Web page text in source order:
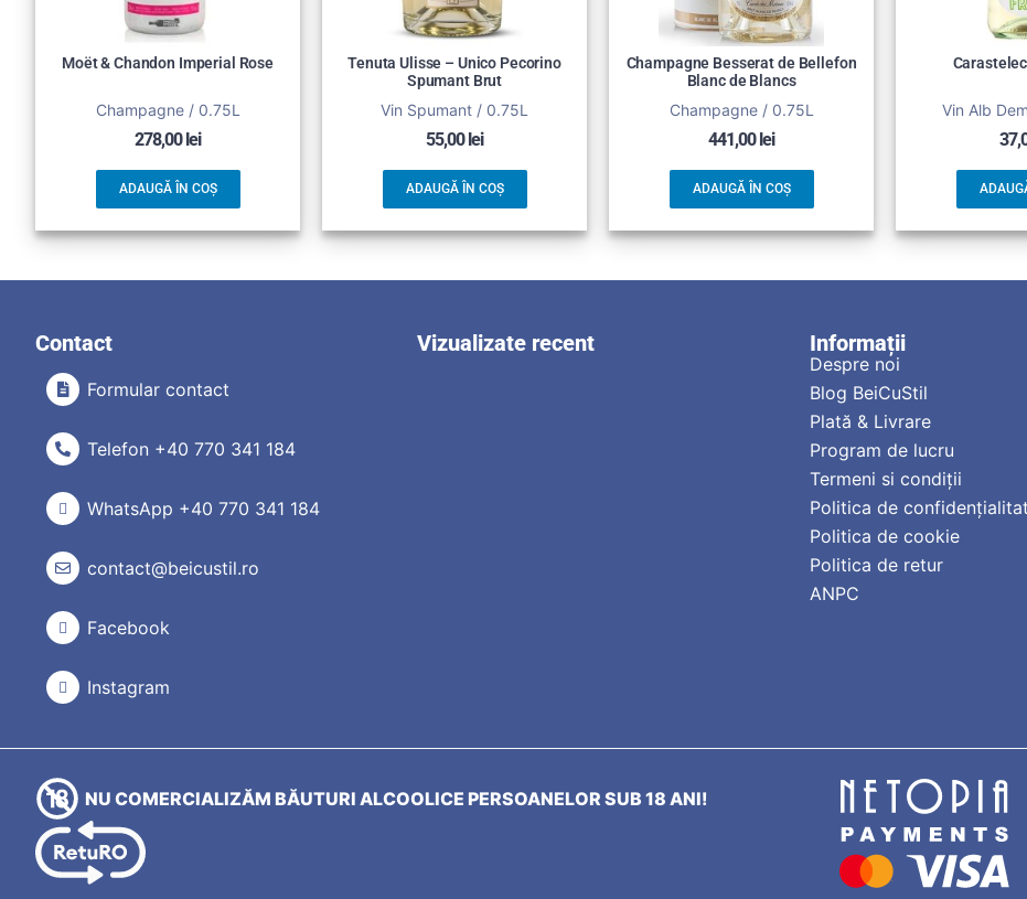
Moët & Chandon Imperial Rose
Champagne / 0.75L
278,00 lei
ADAUGĂ ÎN COȘ
Tenuta Ulisse – Unico Pecorino
Spumant Brut
Vin Spumant / 0.75L
55,00 lei
ADAUGĂ ÎN COȘ
Champagne Besserat de Bellefon
Blanc de Blancs
Champagne / 0.75L
441,00 lei
ADAUGĂ ÎN COȘ
Vin Alb
Contact
Formular contact
Telefon +40 770 341 184
WhatsApp +40 770 341 184
contact@beicustil.ro
Facebook
Instagram
Vizualizate recent Informații
Despre noi
Blog BeiCuStil
Plată & Livrare
Program de lucru
Termeni si condiții
Politica de
Politica de cookie
Politica de retur
ANPC
NU COMERCIALIZĂM BĂUTURI ALCOOLICE PERSOANELOR SUB 18 ANI!